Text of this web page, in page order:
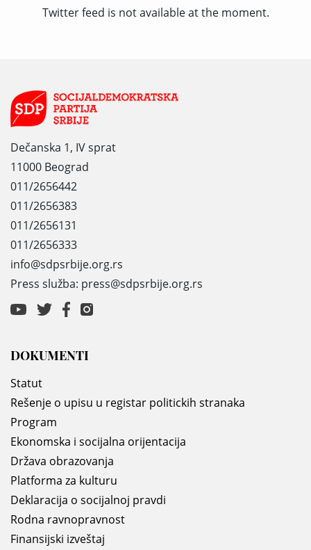
Twitter feed is not available at the moment.
Dečanska 1, IV sprat
11000 Beograd
011/2656442
011/2656383
011/2656131
011/2656333
info@sdpsrbije.org.rs
Press služba: press@sdpsrbije.org.rs
DOKUMENTI
Statut
Rešenje o upisu u registar politickih stranaka
Program
Ekonomska i socijalna orijentacija
Država obrazovanja
Platforma za kulturu
Deklaracija o socijalnoj pravdi
Rodna ravnopravnost
Finansijski izveštaj